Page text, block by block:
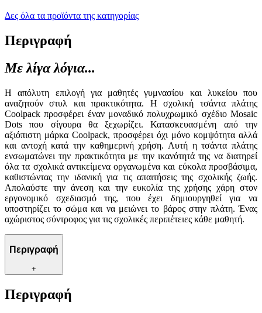
Δες όλα τα προϊόντα της κατηγορίας
Περιγραφή
Με λίγα λόγια...
Η απόλυτη επιλογή για μαθητές γυμνασίου και λυκείου που
αναζητούν στυλ και πρακτικότητα. Η σχολική τσάντα πλάτης
Coolpack προσφέρει έναν μοναδικό πολυχρωμικό σχέδιο Mosaic
Dots που σίγουρα θα ξεχωρίζει. Κατασκευασμένη από την
αξιόπιστη μάρκα Coolpack, προσφέρει όχι μόνο κομψότητα αλλά
και αντοχή κατά την καθημερινή χρήση. Αυτή η τσάντα πλάτης
ενσωματώνει την πρακτικότητα με την ικανότητά της να διατηρεί
όλα τα σχολικά αντικείμενα οργανωμένα και εύκολα προσβάσιμα,
καθιστώντας την ιδανική για τις απαιτήσεις της σχολικής ζωής.
Απολαύστε την άνεση και την ευκολία της χρήσης χάρη στον
εργονομικό σχεδιασμό της, που έχει δημιουργηθεί για να
υποστηρίζει το σώμα και να μειώνει το βάρος στην πλάτη. Ένας
αχώριστος σύντροφος για τις σχολικές περιπέτειες κάθε μαθητή.
Περιγραφή
+
Περιγραφή